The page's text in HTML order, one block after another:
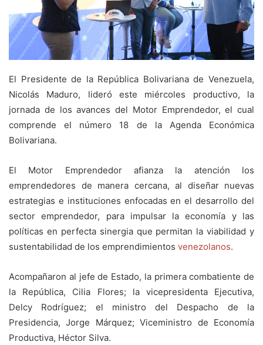
El Presidente de la República Bolivariana de Venezuela,
Nicolás Maduro, lideró este miércoles productivo, la
jornada de los avances del Motor Emprendedor, el cual
comprende el número 18 de la Agenda Económica
Bolivariana.
El Motor Emprendedor afianza la atención los
emprendedores de manera cercana, al diseñar nuevas
estrategias e instituciones enfocadas en el desarrollo del
sector emprendedor, para impulsar la economía y las
políticas en perfecta sinergia que permitan la viabilidad y
sustentabilidad de los emprendimientos venezolanos.
Acompañaron al jefe de Estado, la primera combatiente de
la República, Cilia Flores; la vicepresidenta Ejecutiva,
Delcy Rodríguez; el ministro del Despacho de la
Presidencia, Jorge Márquez; Viceministro de Economía
Productiva, Héctor Silva.